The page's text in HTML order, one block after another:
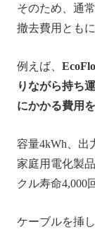
そのため、通
撤去費用とも
例えば、
りながら持ち
にかかる費用
容量4kWh、出
家庭用電化製
クル寿命4,000
ケーブルを挿